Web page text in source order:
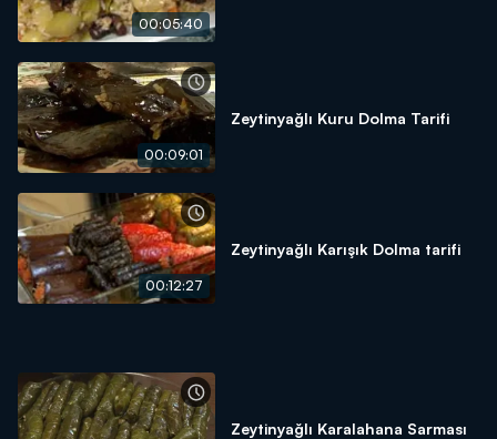
00:05:40
00:09:01
Zeytinyağlı Kuru Dolma Tarifi
00:12:27
Zeytinyağlı Karışık Dolma tarifi
Zeytinyağlı Karalahana Sarması